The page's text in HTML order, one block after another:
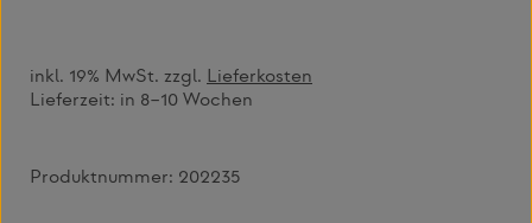
inkl. 19% MwSt. zzgl. Lieferkosten
Lieferzeit: in 8–10 Wochen
Produktnummer: 202235